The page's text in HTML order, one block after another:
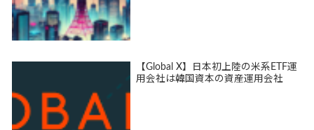
【Global X】日本初上陸の米系ETF運
用会社は韓国資本の資産運用会社